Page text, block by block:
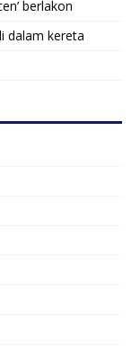
berlakon
dalam kereta